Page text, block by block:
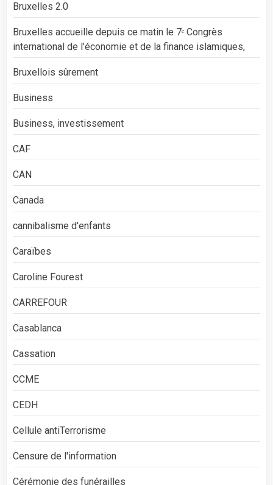
Bruxelles 2.0
Bruxelles accueille depuis ce matin le 7ᵉ Congrès
international de l’économie et de la finance islamiques,
Bruxellois sûrement
Business
Business, investissement
CAF
CAN
Canada
cannibalisme d'enfants
Caraïbes
Caroline Fourest
CARREFOUR
Casablanca
Cassation
CCME
CEDH
Cellule antiTerrorisme
Censure de l'information
Cérémonie des funérailles